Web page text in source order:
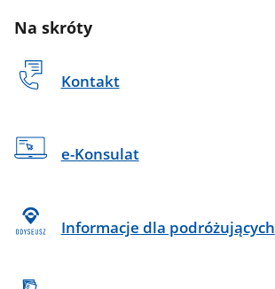
Na skróty
Kontakt
e-Konsulat
Informacje dla podróżujących